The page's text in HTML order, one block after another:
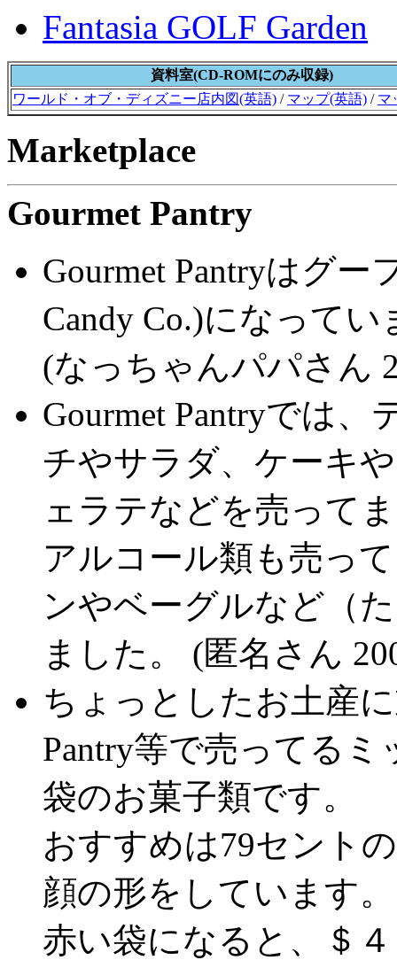
Fantasia GOLF Garden
資料室(CD-ROMにのみ収録)
ワールド・オブ・ディズニー店内図(英語) / マップ(英語) / マ
Marketplace
Gourmet Pantry
Gourmet Pantryはグ
Candy Co.)になってい
(なっちゃんパパさん
Gourmet Pantryでは
チやサラダ、ケーキ
ェラテなどを売って
アルコール類も売っ
ンやベーグルなど（
ました。 (匿名さん
ちょっとしたお土産
Pantry等で売ってる
袋のお菓子類です。
おすすめは79セント
顔の形をしています。
赤い袋になると、＄